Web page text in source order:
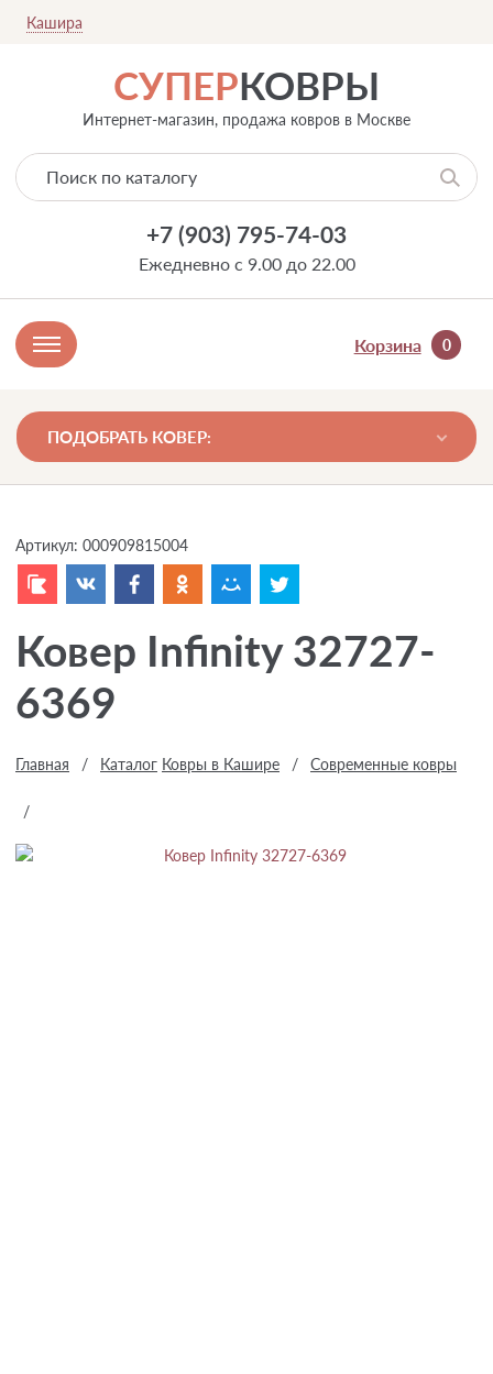
Кашира
СУПЕРКОВРЫ
Интернет-магазин, продажа ковров в Москве
+7 (903) 795-74-03
Ежедневно с 9.00 до 22.00
Корзина 0
ПОДОБРАТЬ КОВЕР:
Артикул: 000909815004
Ковер Infinity 32727-
6369
Главная / Каталог Ковры в Кашире / Современные ковры
/